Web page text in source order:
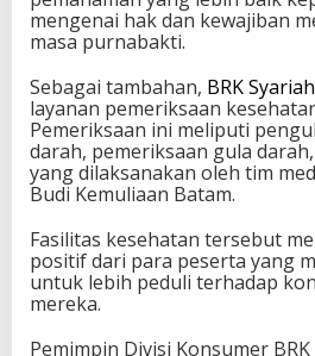
mengenai hak dan kewajiban
masa purnabakti.
Sebagai tambahan, BRK Syariah
layanan pemeriksaan
Pemeriksaan ini meliputi
darah, pemeriksaan gula
yang dilaksanakan oleh tim
Budi Kemuliaan Batam.
Fasilitas kesehatan tersebut
positif dari para peserta yang
untuk lebih peduli terhadap
mereka.
Pemimpin Divisi Konsumer